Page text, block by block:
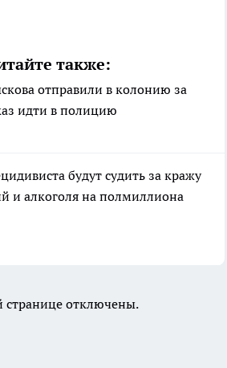
также:
отправили в колонию за
идти в полицию
будут судить за кражу
и алкоголя на полмиллиона
странице отключены.